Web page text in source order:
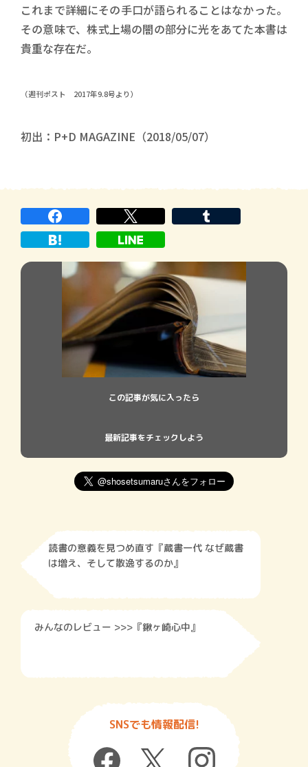
これまで詳細にその手口が語られることはなかった。
その意味で、株式上場の闇の部分に光をあてた本書は
貴重な存在だ。
（週刊ポスト 2017年9.8号より）
初出：P+D MAGAZINE（2018/05/07）
この記事が気に入ったら
最新記事をチェックしよう
読書の意義を見つめ直す『蔵書一代 なぜ蔵書
は増え、そして散逸するのか』
みんなのレビュー >>>『鍬ヶ崎心中』
SNSでも情報配信!